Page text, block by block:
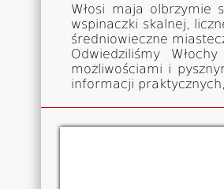
Włosi maja olbrzymie
wspinaczki skalnej,
średniowieczne
Odwiedziliśmy
możliwościami i
informacji